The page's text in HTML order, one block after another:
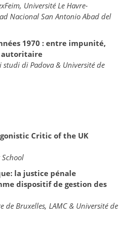
, Université Le Havre-
Nacional San AntonioAbad del
1970 : entre impunité,
autoritaire
studi di Padova & Université de
Critic of the UK
School
la justice pénale
dispositif de gestion des
de Bruxelles, LAMC & Université de